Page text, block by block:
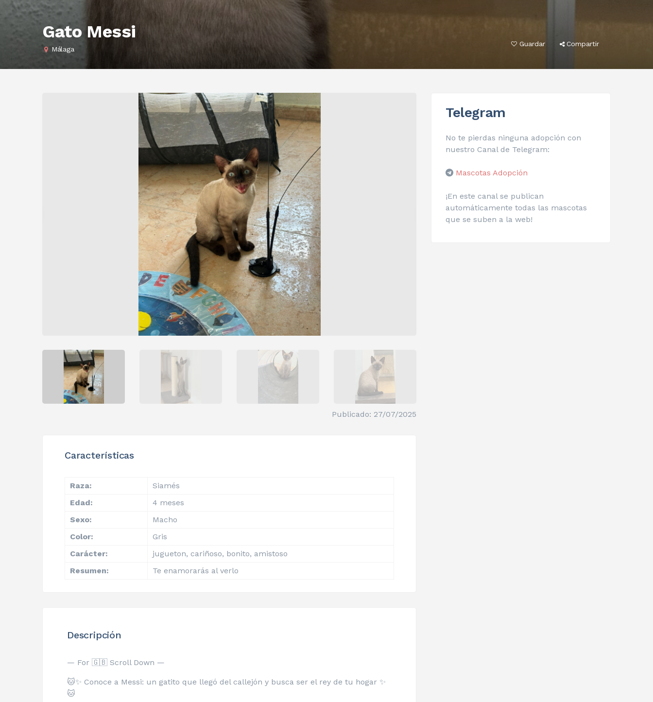
Gato Messi
Málaga
Guardar Compartir
Publicado: 27/07/2025
Características
Raza:
Siamés
Edad:
4 meses
Sexo:
Macho
Color:
Gris
Carácter:
jugueton, cariñoso, bonito, amistoso
Resumen:
Te enamorarás al verlo
Descripción
— For 🇬🇧 Scroll Down —
🐱✨ Conoce a Messi: un gatito que llegó del callejón y busca ser el rey de tu hogar ✨
🐱
Telegram
No te pierdas ninguna adopción con
nuestro Canal de Telegram:
Mascotas Adopción
¡En este canal se publican
automáticamente todas las mascotas
que se suben a la web!